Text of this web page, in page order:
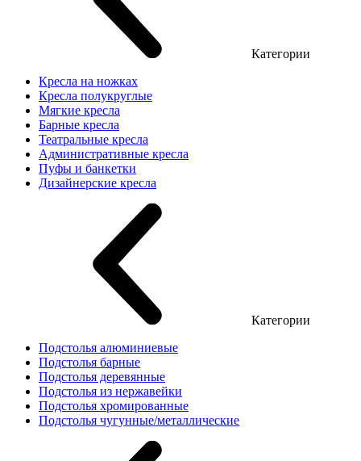
Категории
Кресла на ножках
Кресла полукруглые
Мягкие кресла
Барные кресла
Театральные кресла
Административные кресла
Пуфы и банкетки
Дизайнерские кресла
Категории
Подстолья алюминиевые
Подстолья барные
Подстолья деревянные
Подстолья из нержавейки
Подстолья хромированные
Подстолья чугунные/металлические